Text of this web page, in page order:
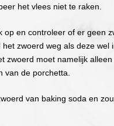
het vlees niet te raken.
op en controleer of er geen
het zwoerd weg als deze wel
zwoerd moet namelijk
van de porchetta.
van baking soda en